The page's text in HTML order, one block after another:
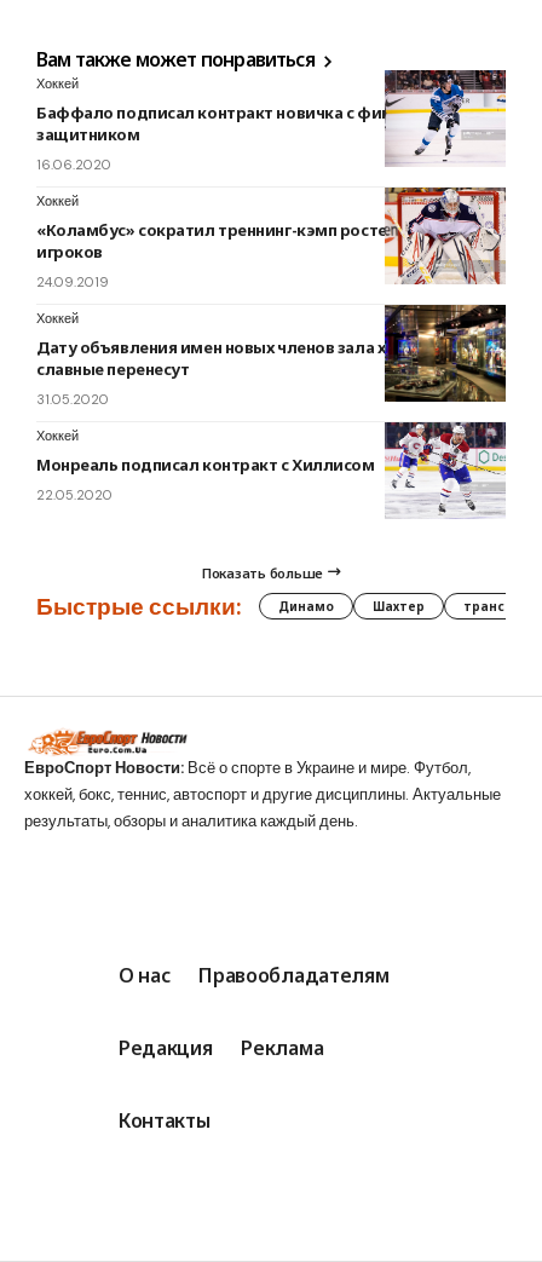
Вам также может понравиться
Хоккей
Баффало подписал контракт новичка с финским
защитником
16.06.2020
Хоккей
«Коламбус» сократил треннинг-кэмп ростер до 28
игроков
24.09.2019
Хоккей
Дату объявления имен новых членов зала хоккейной
славные перенесут
31.05.2020
Хоккей
Монреаль подписал контракт с Хиллисом
22.05.2020
Показать больше
Быстрые ссылки: Динамо Шахтер трансферы
ЕвроСпорт Новости: Всё о спорте в Украине и мире. Футбол,
хоккей, бокс, теннис, автоспорт и другие дисциплины. Актуальные
результаты, обзоры и аналитика каждый день.
О нас Правообладателям
Редакция Реклама
Контакты